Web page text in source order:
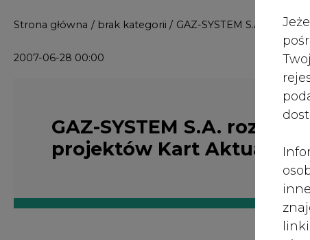
Strona główna / brak kategorii / GAZ-SYSTEM S.A.
2007-06-28 00:00
GAZ-SYSTEM S.A.
projektów Kart